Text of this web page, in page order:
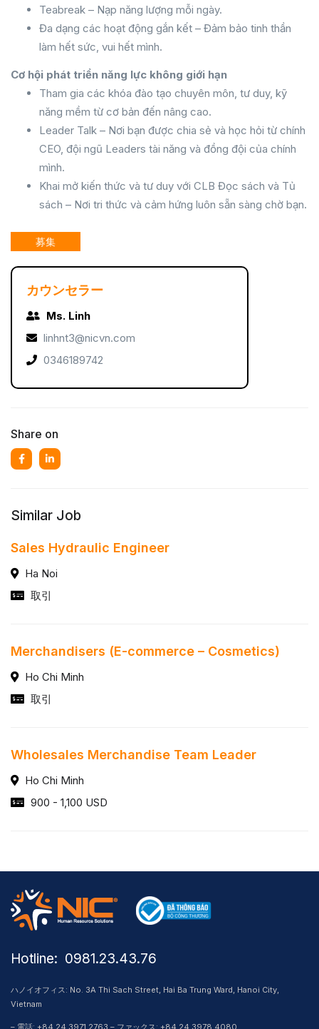
Teabreak – Nạp năng lượng mỗi ngày.
Đa dạng các hoạt động gắn kết – Đảm bảo tinh thần
làm hết sức, vui hết mình.
Cơ hội phát triển năng lực không giới hạn
Tham gia các khóa đào tạo chuyên môn, tư duy, kỹ
năng mềm từ cơ bản đến nâng cao.
Leader Talk – Nơi bạn được chia sẻ và học hỏi từ chính
CEO, đội ngũ Leaders tài năng và đồng đội của chính
mình.
Khai mở kiến thức và tư duy với CLB Đọc sách và Tủ
sách – Nơi tri thức và cảm hứng luôn sẵn sàng chờ bạn.
募集
カウンセラー
Ms. Linh
linhnt3@nicvn.com
0346189742
Share on
Similar Job
Sales Hydraulic Engineer
Ha Noi
取引
Merchandisers (E-commerce – Cosmetics)
Ho Chi Minh
取引
Wholesales Merchandise Team Leader
Ho Chi Minh
900 - 1,100 USD
Hotline: ​ 0981.23.43.76
ハノイオフィス: No. 3A Thi Sach Street, Hai Ba Trung Ward, Hanoi City,
Vietnam
– 電話: +84 24 3971 2763 – ファックス: +84 24 3978 4080